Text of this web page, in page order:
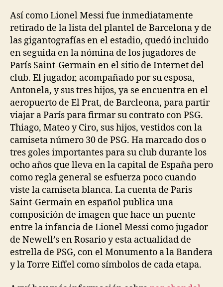
Así como Lionel Messi fue inmediatamente
retirado de la lista del plantel de Barcelona y de
las gigantografías en el estadio, quedó incluido
en seguida en la nómina de los jugadores de
París Saint-Germain en el sitio de Internet del
club. El jugador, acompañado por su esposa,
Antonela, y sus tres hijos, ya se encuentra en el
aeropuerto de El Prat, de Barcleona, para partir
viajar a París para firmar su contrato con PSG.
Thiago, Mateo y Ciro, sus hijos, vestidos con la
camiseta número 30 de PSG. Ha marcado dos o
tres goles importantes para su club durante los
ocho años que lleva en la capital de España pero
como regla general se esfuerza poco cuando
viste la camiseta blanca. La cuenta de Paris
Saint-Germain en español publica una
composición de imagen que hace un puente
entre la infancia de Lionel Messi como jugador
de Newell’s en Rosario y esta actualidad de
estrella de PSG, con el Monumento a la Bandera
y la Torre Eiffel como símbolos de cada etapa.